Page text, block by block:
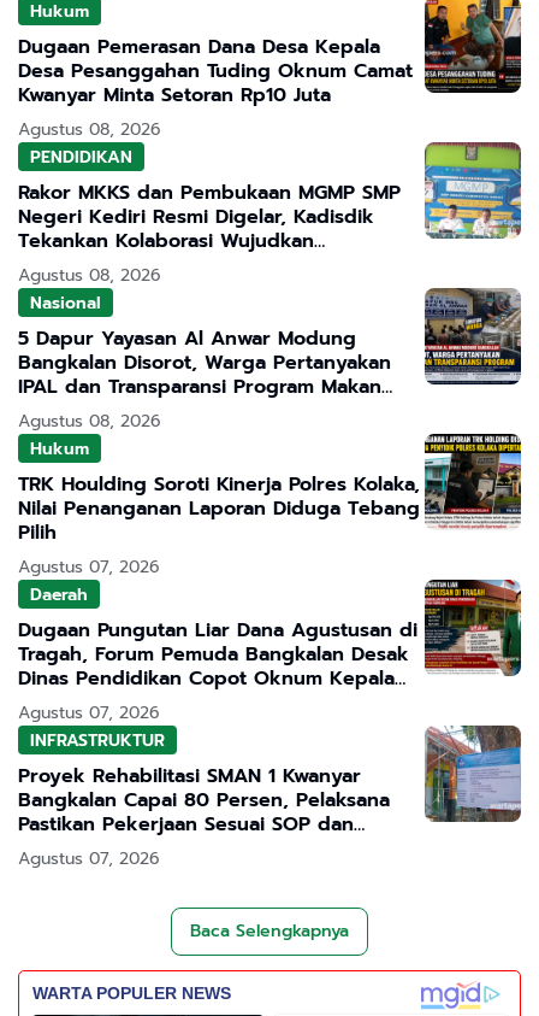
Hukum
Dugaan Pemerasan Dana Desa Kepala
Desa Pesanggahan Tuding Oknum Camat
Kwanyar Minta Setoran Rp10 Juta
Agustus 08, 2026
PENDIDIKAN
Rakor MKKS dan Pembukaan MGMP SMP
Negeri Kediri Resmi Digelar, Kadisdik
Tekankan Kolaborasi Wujudkan
Pendidikan Bermutu
Agustus 08, 2026
Nasional
5 Dapur Yayasan Al Anwar Modung
Bangkalan Disorot, Warga Pertanyakan
IPAL dan Transparansi Program Makan
Bergizi Gratis
Agustus 08, 2026
Hukum
TRK Houlding Soroti Kinerja Polres Kolaka,
Nilai Penanganan Laporan Diduga Tebang
Pilih
Agustus 07, 2026
Daerah
Dugaan Pungutan Liar Dana Agustusan di
Tragah, Forum Pemuda Bangkalan Desak
Dinas Pendidikan Copot Oknum Kepala
Sekolah
Agustus 07, 2026
INFRASTRUKTUR
Proyek Rehabilitasi SMAN 1 Kwanyar
Bangkalan Capai 80 Persen, Pelaksana
Pastikan Pekerjaan Sesuai SOP dan
Transparan
Agustus 07, 2026
Baca Selengkapnya